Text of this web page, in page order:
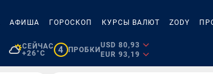
АФИША ГОРОСКОП КУРСЫ ВАЛЮТ ZODY
СЕЙЧАС
+26°C
4 ПРОБКИ
USD 80,93
EUR 93,19